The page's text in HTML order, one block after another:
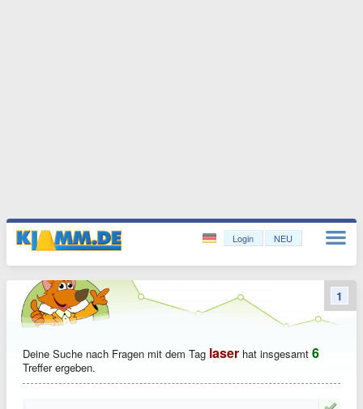
Login NEU
Deine Suche nach Fragen mit dem Tag laser hat insgesamt 6
Treffer ergeben.
1